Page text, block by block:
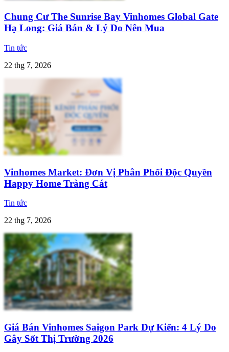
Chung Cư The Sunrise Bay Vinhomes Global Gate
Hạ Long: Giá Bán & Lý Do Nên Mua
Tin tức
22 thg 7, 2026
Vinhomes Market: Đơn Vị Phân Phối Độc Quyền
Happy Home Tràng Cát
Tin tức
22 thg 7, 2026
Giá Bán Vinhomes Saigon Park Dự Kiến: 4 Lý Do
Gây Sốt Thị Trường 2026